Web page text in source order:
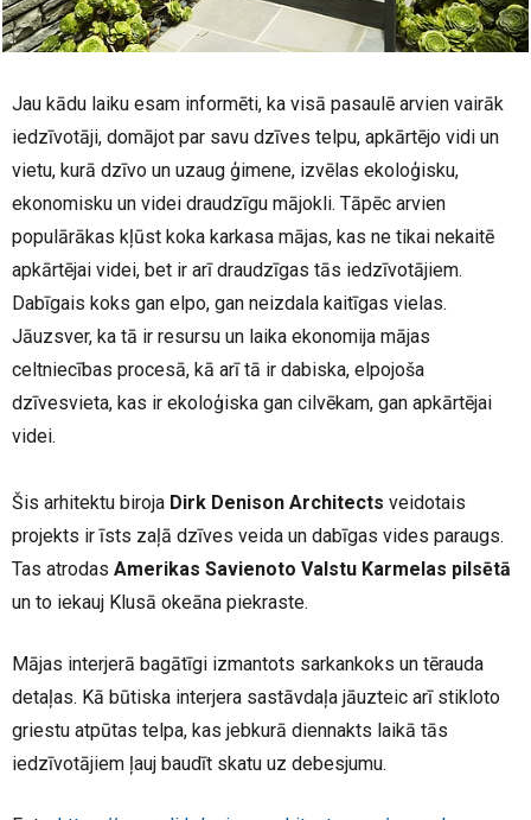
Jau kādu laiku esam informēti, ka visā pasaulē arvien vairāk
iedzīvotāji, domājot par savu dzīves telpu, apkārtējo vidi un
vietu, kurā dzīvo un uzaug ģimene, izvēlas ekoloģisku,
ekonomisku un videi draudzīgu mājokli. Tāpēc arvien
populārākas kļūst koka karkasa mājas, kas ne tikai nekaitē
apkārtējai videi, bet ir arī draudzīgas tās iedzīvotājiem.
Dabīgais koks gan elpo, gan neizdala kaitīgas vielas.
Jāuzsver, ka tā ir resursu un laika ekonomija mājas
celtniecības procesā, kā arī tā ir dabiska, elpojoša
dzīvesvieta, kas ir ekoloģiska gan cilvēkam, gan apkārtējai
videi.
Šis arhitektu biroja Dirk Denison Architects veidotais
projekts ir īsts zaļā dzīves veida un dabīgas vides paraugs.
Tas atrodas Amerikas Savienoto Valstu Karmelas pilsētā
un to iekauj Klusā okeāna piekraste.
Mājas interjerā bagātīgi izmantots sarkankoks un tērauda
detaļas. Kā būtiska interjera sastāvdaļa jāuzteic arī stikloto
griestu atpūtas telpa, kas jebkurā diennakts laikā tās
iedzīvotājiem ļauj baudīt skatu uz debesjumu.